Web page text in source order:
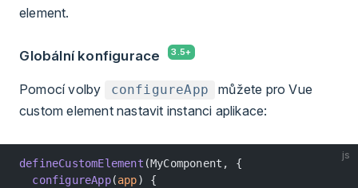
element.
Globální konfigurace
Pomocí volby configureApp
můžete pro Vue
custom element nastavit instanci aplikace:
js
defineCustomElement (MyComponent, {
  configureApp
(app) {